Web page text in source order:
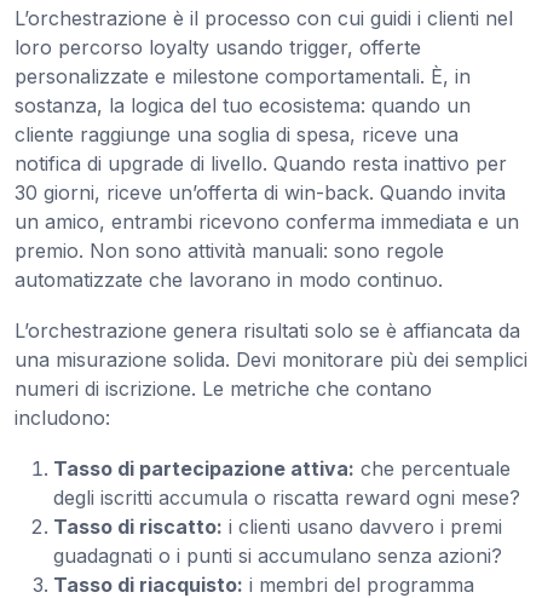
L’orchestrazione è il processo con cui guidi i clienti nel
loro percorso loyalty usando trigger, offerte
personalizzate e milestone comportamentali. È, in
sostanza, la logica del tuo ecosistema: quando un
cliente raggiunge una soglia di spesa, riceve una
notifica di upgrade di livello. Quando resta inattivo per
30 giorni, riceve un’offerta di win-back. Quando invita
un amico, entrambi ricevono conferma immediata e un
premio. Non sono attività manuali: sono regole
automatizzate che lavorano in modo continuo.
L’orchestrazione genera risultati solo se è affiancata da
una misurazione solida. Devi monitorare più dei semplici
numeri di iscrizione. Le metriche che contano
includono:
Tasso di partecipazione attiva: che percentuale
degli iscritti accumula o riscatta reward ogni mese?
Tasso di riscatto: i clienti usano davvero i premi
guadagnati o i punti si accumulano senza azioni?
Tasso di riacquisto: i membri del programma